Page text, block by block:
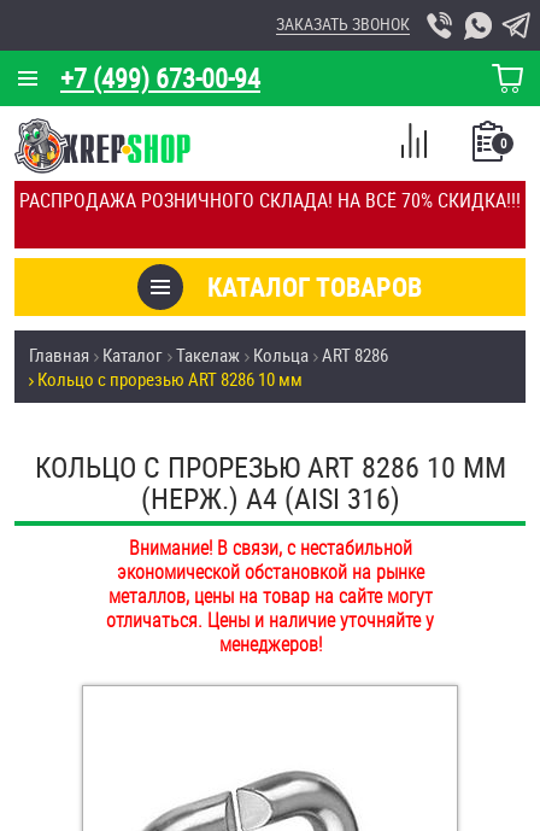
РАСПРОДАЖА РОЗНИЧНОГО СКЛАДА! НА ВСЁ 70% СКИДКА!!!
+7 (499) 673-00-94
ЗАКАЗАТЬ ЗВОНОК
КОРЗИНА
О КОМПАНИИ
КАЛЬКУЛЯТОР
ОТЗЫВЫ
УСЛУГИ
СКИДКИ
ОПТ
ПОКУПАТЕЛЯМ
ОПЛАТА И ДОСТАВКА
НАШИ МАГАЗИНЫ
КАТАЛОГ ТОВАРОВ
0
СПИСОК
СРАВНЕНИЕ
Товары со скидкой
Анкеры
Антивандальный крепёж, инструмент
Болты и винты
Втулки
Главная Каталог Такелаж Кольца ART 8286
Кольцо с прорезью ART 8286 10 мм
КОЛЬЦО С ПРОРЕЗЬЮ ART 8286 10 ММ
(НЕРЖ.) A4 (AISI 316)
Внимание! В связи, с нестабильной
экономической обстановкой на рынке
металлов, цены на товар на сайте могут
отличаться. Цены и наличие уточняйте у
менеджеров!